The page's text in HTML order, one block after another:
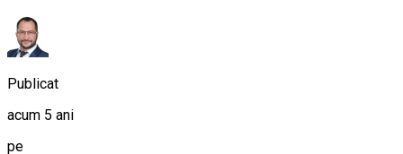
Publicat
acum 5 ani
pe